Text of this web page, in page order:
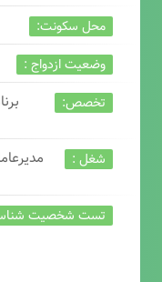
محل سکونت:
وضعیت ازدواج :
تخصص:
شغل :
تست شخصیت